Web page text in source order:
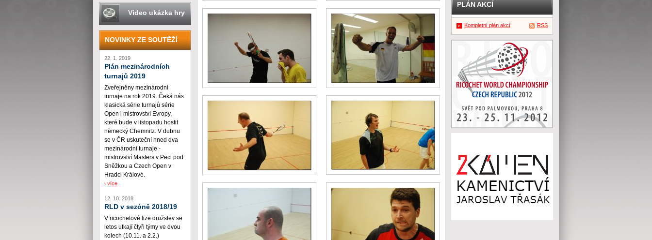
Video ukázka hry
NOVINKY ZE SOUTĚŽÍ
22. 1. 2019
Plán mezinárodních
turnajů 2019
Zveřejněny mezinárodní
turnaje na rok 2019. Čeká nás
klasická série turnajů série
Open i mistrovství Evropy,
které bude v listopadu hostit
německý Chemnitz. V dubnu
se v ČR uskuteční hned dva
mezinárodní turnaje -
mistrovství Masters v Peci pod
Sněžkou a Czech Open v
Hradci Králové.
více
12. 10. 2018
RLD v sezóně 2018/19
V ricochetové lize družstev se
letos utkají čtyři týmy ve dvou
kolech (10.11. a 2.2.)
PLÁN AKCÍ
Kompletní plán akcí RSS